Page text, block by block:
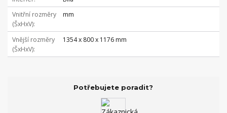
Vnitřní rozměry
(ŠxHxV)
mm
Vnější rozměry
(ŠxHxV)
1354 x 800 x 1176 mm
Potřebujete poradit?